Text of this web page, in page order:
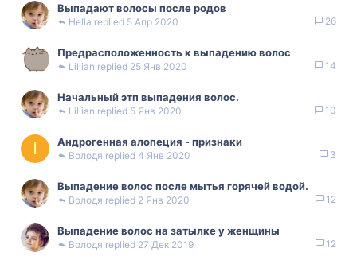
Выпадают волосы после родов
26
5 Апр 2020
Hella
Предрасположенность к выпадению волос
14
25 Янв 2020
Lillian
Начальный этп выпадения волос.
10
5 Янв 2020
Lillian
I Андрогенная алопеция - признаки
3
4 Янв 2020
Володя
Выпадение волос после мытья горячей водой.
12
2 Янв 2020
Володя
Выпадение волос на затылке у женщины
12
27 Дек 2019
Володя